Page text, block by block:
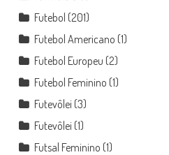
Futebol (201)
Futebol Americano (1)
Futebol Europeu (2)
Futebol Feminino (1)
Futevôlei (3)
Futevôlei (1)
Futsal Feminino (1)